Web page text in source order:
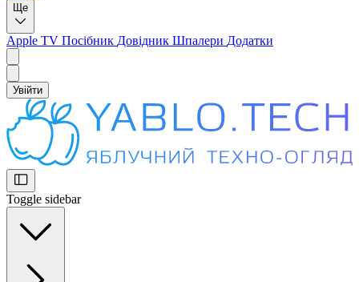
Ще
Apple TV Посібник Довідник Шпалери Додатки
Увійти
Toggle sidebar